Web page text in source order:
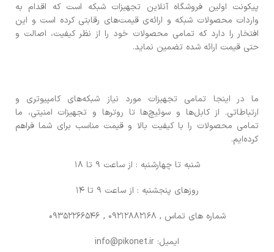
پیکونت اولین فروشگاه آنلاین تجهیزات شبکه است که اقدام به
واردات محصولات شبکه و ارائه‌ی قیمت‌های رقابتی کرده است و این
افتخار را دارد که تمامی محصولات خود را از نظر کیفیت، اصالت و
حتی قیمت ارائه شده تضمین نماید.
ما در اینجا تمامی تجهیزات مورد نیاز شبکه‌های کامپیوتری و
ارتباطاتی. از کابل‌ها و سوئیچ‌ها تا روترها و تجهیزات امنیتی، ما
تمامی محصولات را با کیفیت بالا و قیمت مناسب برای شما فراهم
کرده‌ایم.
شنبه تا چهارشنبه : از ساعت 9 تا 18
روزهای پنجشنبه : از ساعت 9 تا 14
شماره های تماس , 09212882168 , 09352266546
ایمیل: info@pikonet.ir